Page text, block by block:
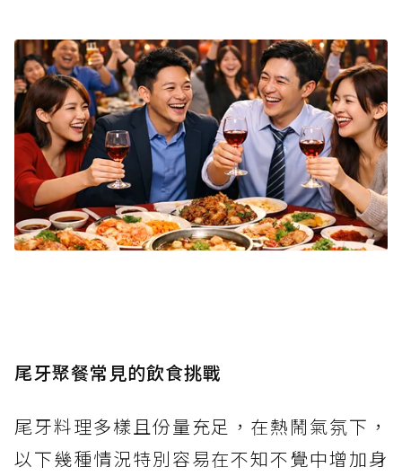
尾牙聚餐常見的飲食挑戰
尾牙料理多樣且份量充足，在熱鬧氣氛下，
以下幾種情況特別容易在不知不覺中增加身